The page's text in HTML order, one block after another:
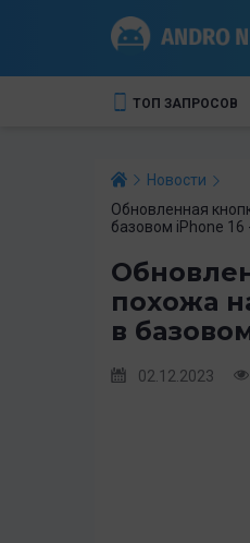
ТОП ЗАПРОСОВ
Новости
Обновленная
базовом iPhone 16
похожа
в
02.12.2023